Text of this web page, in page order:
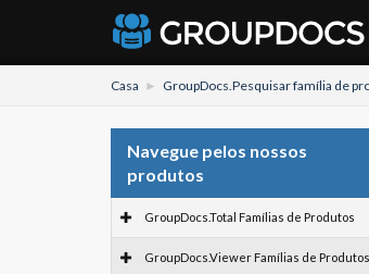
Casa GroupDocs.Pesquisar família de
Navegue pelos nossos
produtos
GroupDocs.Total Famílias de Produtos
GroupDocs.Viewer Famílias de Produtos